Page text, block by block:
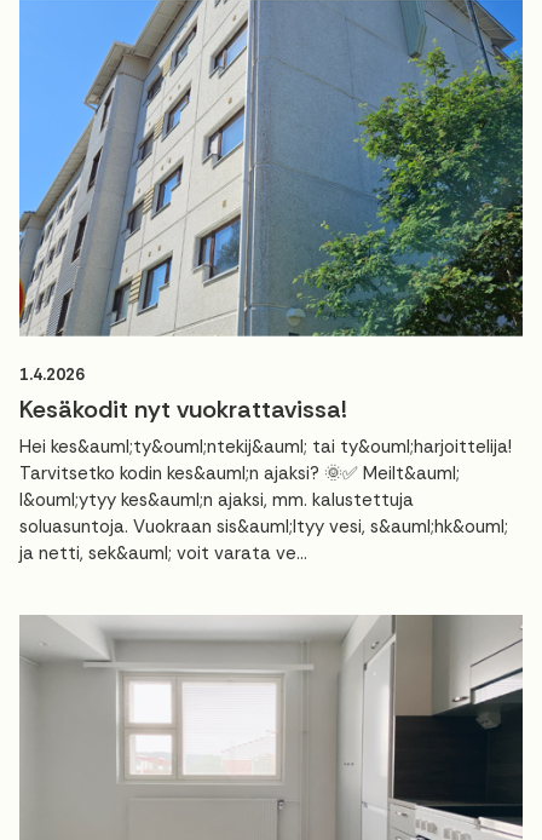
1.4.2026
Kesäkodit nyt vuokrattavissa!
Hei kes&auml;ty&ouml;ntekij&auml; tai ty&ouml;harjoittelija!
Tarvitsetko kodin kes&auml;n ajaksi? 🌞✅ Meilt&auml;
l&ouml;ytyy kes&auml;n ajaksi, mm. kalustettuja
soluasuntoja. Vuokraan sis&auml;ltyy vesi, s&auml;hk&ouml;
ja netti, sek&auml; voit varata ve...